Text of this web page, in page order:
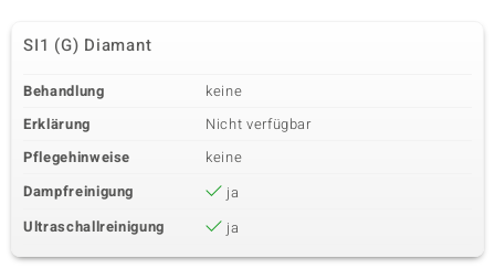
SI1 (G) Diamant
Behandlung
keine
Erklärung
Nicht verfügbar
Pflegehinweise
keine
Dampfreinigung
ja
Ultraschallreinigung
ja